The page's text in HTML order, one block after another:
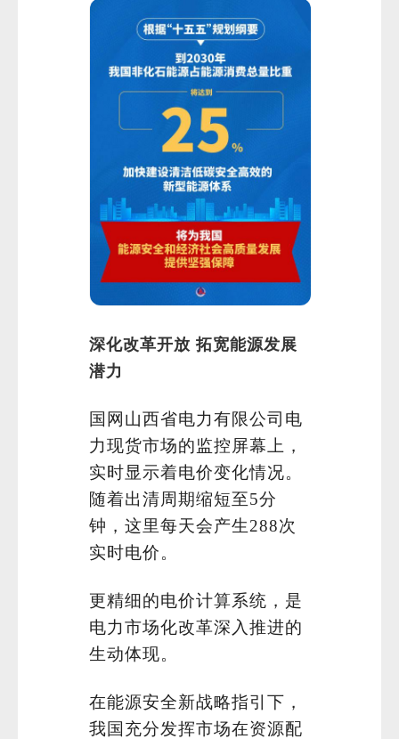
深化改革开放 拓宽能源发展
潜力
国网山西省电力有限公司电
力现货市场的监控屏幕上，
实时显示着电价变化情况。
随着出清周期缩短至5分
钟，这里每天会产生288次
实时电价。
更精细的电价计算系统，是
电力市场化改革深入推进的
生动体现。
在能源安全新战略指引下，
我国充分发挥市场在资源配